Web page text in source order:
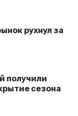
рухнул за
получили
сезона